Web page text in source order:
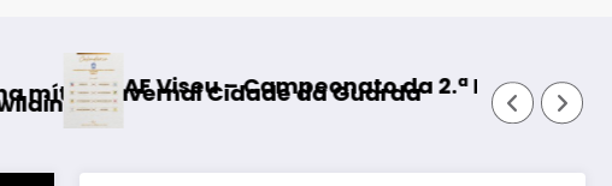
Cidade da Guarda
Viseu – Campeonato da 2.ª Divisão Distrital –Fornos